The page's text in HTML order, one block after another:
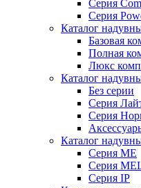
Серия
Серия
Каталог
Базовая
Полная
Люкс
Каталог
Без серии
Серия
Серия
Каталог
Серия ME
Серия
Серия IP